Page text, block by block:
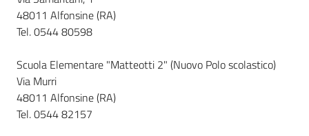
Newsletter
48011 Alfonsine (RA)
Tel. 0544 80598
Scuola Elementare "Matteotti 2" (Nuovo Polo scolastico)
Via Murri
48011 Alfonsine (RA)
Tel. 0544 82157